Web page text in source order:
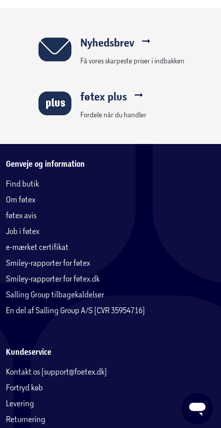
Nyhedsbrev
Få vores skarpeste priser i indbakken
føtex plus
Fordele når du handler
Genveje og information
Find butik
Om føtex
føtex avis
Job i føtex
e-mærket certifikat
Smiley-rapporter for føtex
Smiley-rapporter for føtex.dk
Salling Group tilbagekaldelser
En del af Salling Group A/S (CVR 35954716)
Kundeservice
Kontakt os (support@foetex.dk)
Fortryd køb
Levering
Returnering